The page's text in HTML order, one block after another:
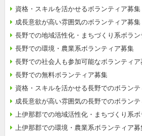
資格・スキルを活かせるボランティア募集
成長意欲が高い雰囲気のボランティア募集
長野での地域活性化・まちづくり系ボラ
長野での環境・農業系ボランティア募集
長野での社会人も参加可能なボランティア
長野での無料ボランティア募集
資格・スキルを活かせる長野でのボラン
成長意欲が高い雰囲気の長野でのボラン
上伊那郡での地域活性化・まちづくり系
上伊那郡での環境・農業系ボランティア募